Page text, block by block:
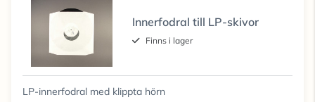
Innerfodral till LP-skivor
Finns i lager
LP-innerfodral med klippta hörn